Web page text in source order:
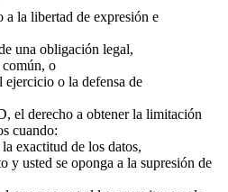
a la libertad de expresión e
una obligación legal,
común, o
o la defensa de
el derecho a obtener la limitación
cuando:
exactitud de los datos,
y usted se oponga a la supresión de